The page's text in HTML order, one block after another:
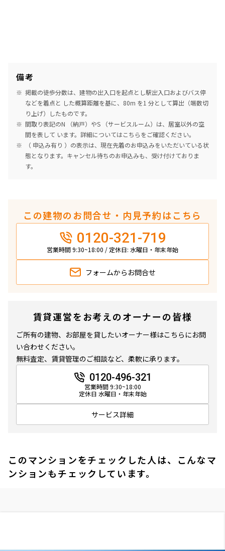
備考
掲載の徒歩分数は、建物の出入口を起点とし駅出入口およびバス停
などを着点と した概算距離を基に、80m を1 分として算出（端数切
り上げ）したものです。
間取り表記のN （納戸）やS （サービスルーム）は、居室以外の空
間を表して います。詳細についてはこちらをご確認ください。
（ 申込み有り ）の表示は、現在先着のお申込みをいただいている状
態となります。キャンセル待ちのお申込みも、受け付けておりま
す。
この建物のお問合せ・内見予約はこちら
0120-321-719
営業時間 9:30~18:00 / 定休日: 水曜日・年末年始
フォームから お問合せ
賃貸運営をお考えのオーナーの皆様
ご所有の建物、お部屋を貸したいオーナー様はこちらにお問
い合わせください。
無料査定、賃貸管理のご相談など、柔軟に承ります。
0120-496-321
営業時間 9:30~18:00
定休日 水曜日・年末年始
サービス詳細
このマンションをチェックした人は、こんなマ
ンションもチェックしています。